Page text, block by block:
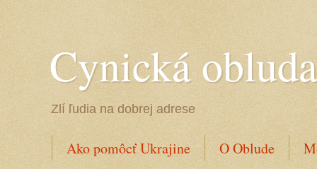
Cynická obluda
Zlí ľudia na dobrej adrese
Ako pomôcť Ukrajine O Oblude